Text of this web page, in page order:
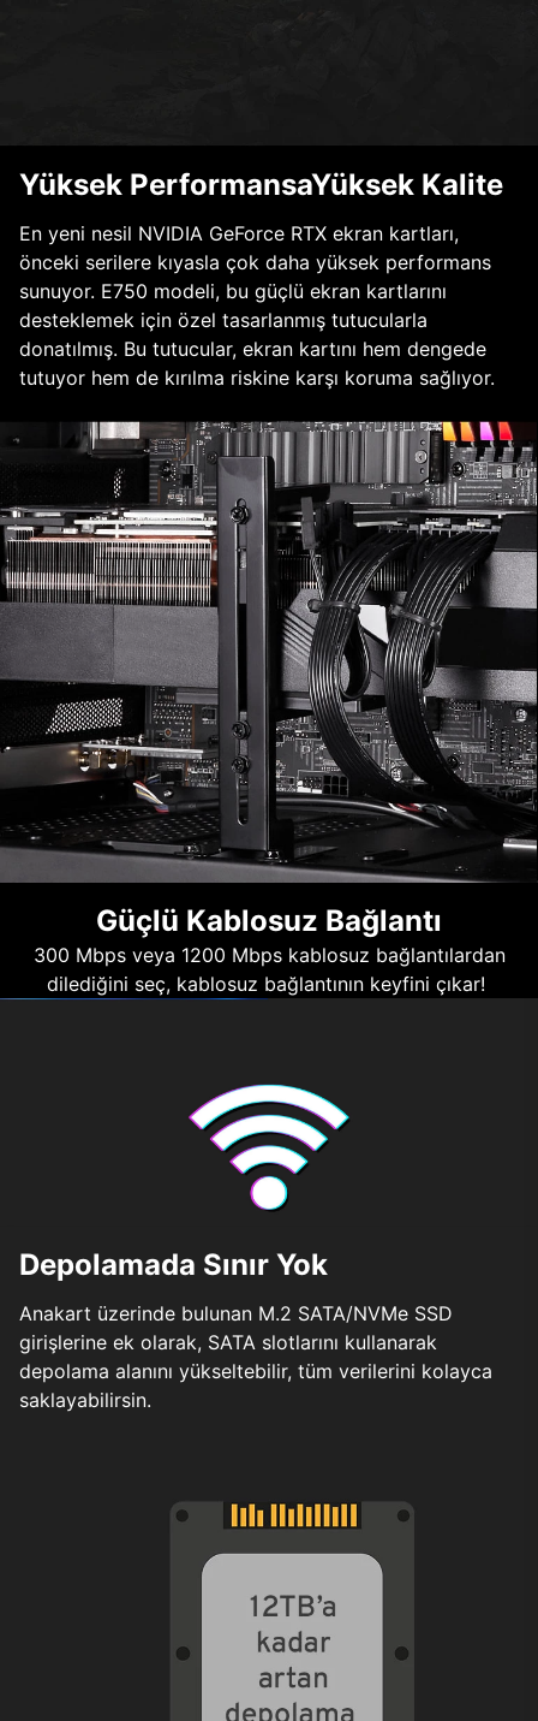
Yüksek PerformansaYüksek Kalite
En yeni nesil NVIDIA GeForce RTX ekran kartları,
önceki serilere kıyasla çok daha yüksek performans
sunuyor. E750 modeli, bu güçlü ekran kartlarını
desteklemek için özel tasarlanmış tutucularla
donatılmış. Bu tutucular, ekran kartını hem dengede
tutuyor hem de kırılma riskine karşı koruma sağlıyor.
Güçlü Kablosuz Bağlantı
300 Mbps veya 1200 Mbps kablosuz bağlantılardan
dilediğini seç, kablosuz bağlantının keyfini çıkar!
Depolamada Sınır Yok
Anakart üzerinde bulunan M.2 SATA/NVMe SSD
girişlerine ek olarak, SATA slotlarını kullanarak
depolama alanını yükseltebilir, tüm verilerini kolayca
saklayabilirsin.